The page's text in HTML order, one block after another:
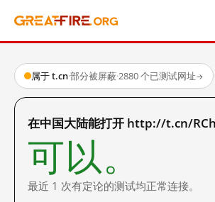
属于 t.cn·部分被屏蔽·2880 个已测试网址→
在中国大陆能打开 http://t.cn/
可以。
最近 1 次有定论的测试均正常连接。